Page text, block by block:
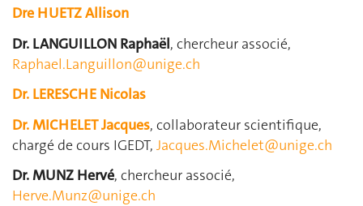
Dre HUETZ Allison
Dr. LANGUILLON Raphaël, chercheur associé,
Raphael.Languillon@unige.ch
Dr. LERESCHE Nicolas
Dr. MICHELET Jacques, collaborateur scientifique,
chargé de cours IGEDT, Jacques.Michelet@unige.ch
Dr. MUNZ Hervé, chercheur associé,
Herve.Munz@unige.ch